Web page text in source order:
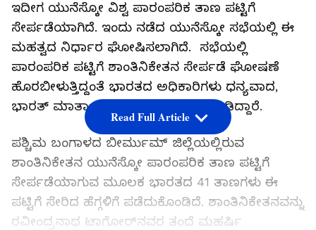
ಇದೀಗ ಯುನೆಸ್ಕೋ ವಿಶ್ವ ಪಾರಂಪರಿಕ ತಾಣ ಪಟ್ಟಿಗೆ
ಸೇರ್ಪಡೆಯಾಗಿದೆ. ಇಂದು ನಡೆದ ಯುನೆಸ್ಕೋ ಸಭೆಯಲ್ಲಿ ಈ
ಮಹತ್ವದ ನಿರ್ಧಾರ ಘೋಷಿಸಲಾಗಿದೆ. ಸಭೆಯಲ್ಲಿ
ಪಾರಂಪರಿಕ ಪಟ್ಟಿಗೆ ಶಾಂತಿನಿಕೇತನ ಸೇರ್ಪಡೆ ಘೋಷಣೆ
ಹೊರಬೀಳುತ್ತಿದ್ದಂತೆ ಭಾರತದ ಅಧಿಕಾರಿಗಳು ಧನ್ಯವಾದ,
ಭಾರತ್ ಮಾತಾ ಕಿ ಜೈ ಎಂದು ಪ್ರತಿಕ್ರಿಯೆ ನೀಡಿದ್ದಾರೆ.
ಪಶ್ಚಿಮ ಬಂಗಾಳದ ಬೀರ್ಮುಮ್ ಜಿಲ್ಲೆಯಲ್ಲಿರುವ
ಶಾಂತಿನಿಕೇತನ ಯುನೆಸ್ಕೋ ಪಾರಂಪರಿಕ ತಾಣ ಪಟ್ಟಿಗೆ
ಸೇರ್ಪಡೆಯಾಗುವ ಮೂಲಕ ಭಾರತದ 41 ತಾಣಗಳು ಈ
ಪಟ್ಟಿಗೆ ಸೇರಿದ ಹೆಗ್ಗಳಿಗೆ ಪಡೆದುಕೊಂಡಿದೆ. ಶಾಂತಿನಿಕೇತನವನ್ನು
ರವೀಂದ್ರನಾಥ ಟಾಗೋರ್‌ನವರ ತಂದೆ ಮಹರ್ಷಿ
Read Full Article